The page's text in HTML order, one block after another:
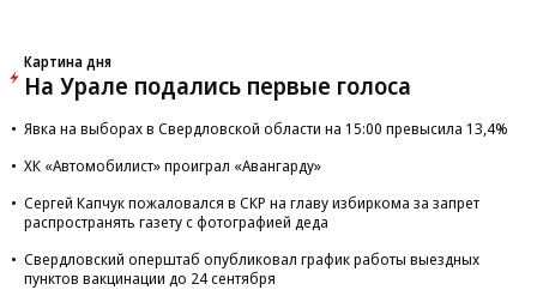
Картина дня
На Урале подались первые голоса
Явка на выборах в Свердловской области на 15:00 превысила 13,4%
ХК «Автомобилист» проиграл «Авангарду»
Сергей Капчук пожаловался в СКР на главу избиркома за запрет
распространять газету с фотографией деда
Свердловский оперштаб опубликовал график работы выездных
пунктов вакцинации до 24 сентября